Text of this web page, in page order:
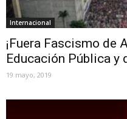
Internacional
¡Fuera Fascismo de
Educación Pública y
19 mayo, 2019